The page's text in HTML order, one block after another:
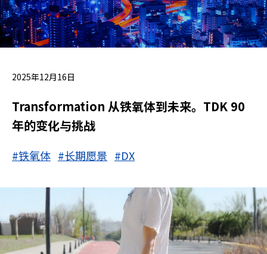
2025年12月16日
Transformation 从铁氧体到未来。TDK 90
年的变化与挑战
#铁氧体 #长期愿景 #DX